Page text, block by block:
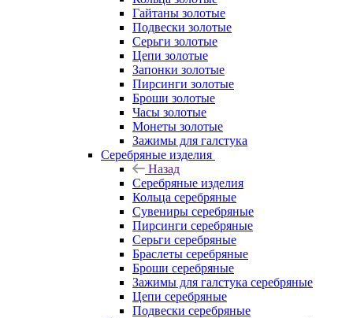
Гайтаны золотые
Подвески золотые
Серьги золотые
Цепи золотые
Запонки золотые
Пирсинги золотые
Броши золотые
Часы золотые
Монеты золотые
Зажимы для галстука
Серебряные изделия
Назад
Серебряные изделия
Кольца серебряные
Сувениры серебряные
Пирсинги серебряные
Серьги серебряные
Браслеты серебряные
Броши серебряные
Зажимы для галстука серебряные
Цепи серебряные
Подвески серебряные